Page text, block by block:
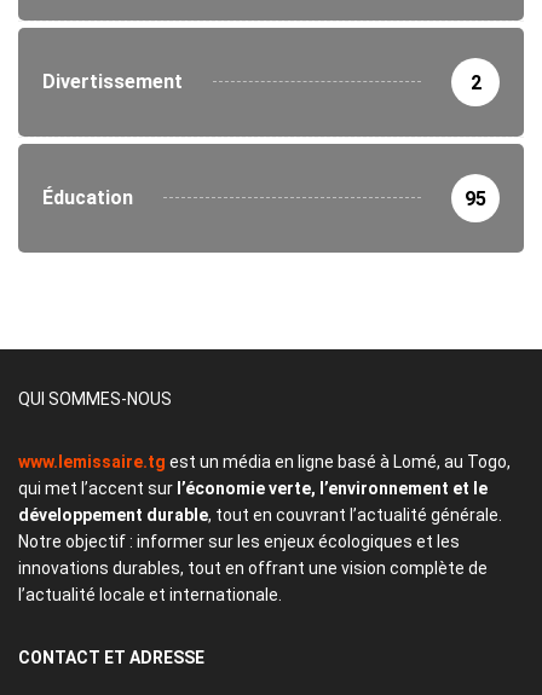
Divertissement 2
Éducation 95
QUI SOMMES-NOUS
www.lemissaire.tg est un média en ligne basé à Lomé, au Togo,
qui met l’accent sur l’économie verte, l’environnement et le
développement durable, tout en couvrant l’actualité générale.
Notre objectif : informer sur les enjeux écologiques et les
innovations durables, tout en offrant une vision complète de
l’actualité locale et internationale.
CONTACT ET ADRESSE